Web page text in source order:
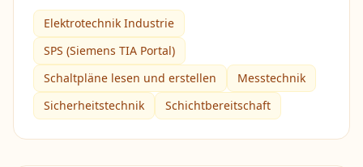
Elektrotechnik Industrie
SPS (Siemens TIA Portal)
Schaltpläne lesen und erstellen
Messtechnik
Sicherheitstechnik
Schichtbereitschaft